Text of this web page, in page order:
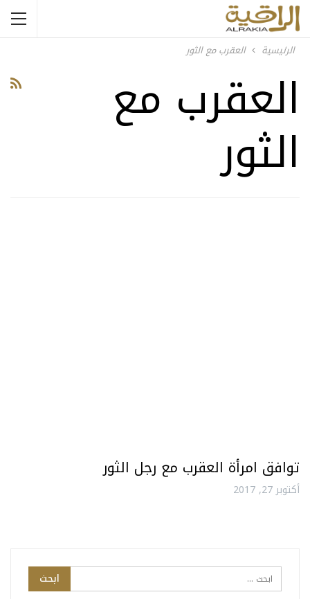
الرئيسية العقرب مع الثور
العقرب مع
الثور
توافق امرأة العقرب مع رجل الثور
أكتوبر 27, 2017